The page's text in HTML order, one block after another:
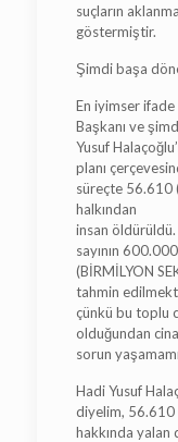
suçların
göstermiştir.
Şimdi başa
En iyimser
Başkanı ve
Yusuf
planı
süreçte 56.610
halkından
insan öldürüldü.
sayının
(BİRMİLYON
tahmin
çünkü bu toplu
olduğundan
sorun
Hadi Yusuf
diyelim, 56.610
hakkında yalan